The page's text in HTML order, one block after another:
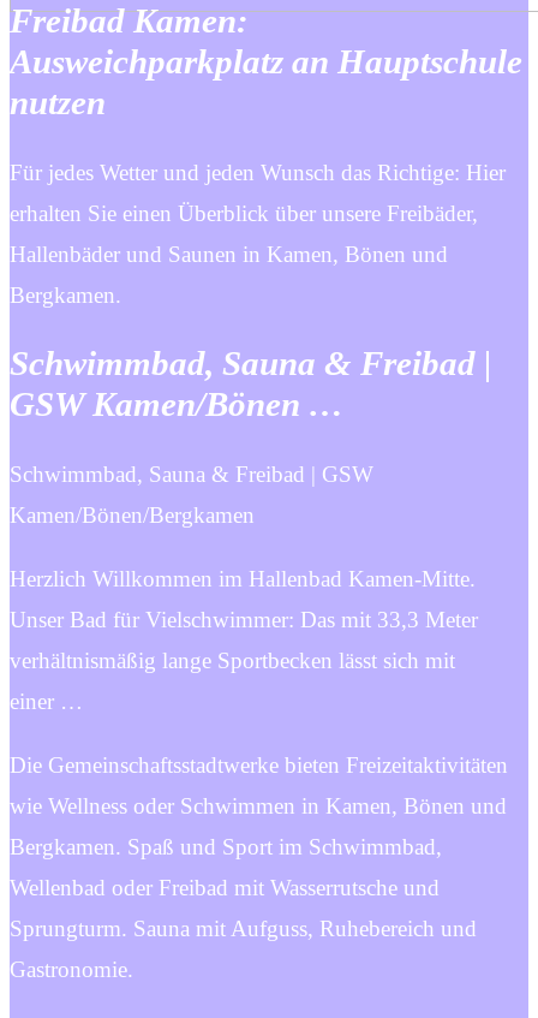
Freibad Kamen:
Ausweichparkplatz an Hauptschule
nutzen
Für jedes Wetter und jeden Wunsch das Richtige: Hier
erhalten Sie einen Überblick über unsere Freibäder,
Hallenbäder und Saunen in Kamen, Bönen und
Bergkamen.
Schwimmbad, Sauna & Freibad |
GSW Kamen/Bönen …
Schwimmbad, Sauna & Freibad | GSW
Kamen/Bönen/Bergkamen
Herzlich Willkommen im Hallenbad Kamen-Mitte.
Unser Bad für Vielschwimmer: Das mit 33,3 Meter
verhältnismäßig lange Sportbecken lässt sich mit
einer …
Die Gemeinschaftsstadtwerke bieten Freizeitaktivitäten
wie Wellness oder Schwimmen in Kamen, Bönen und
Bergkamen. Spaß und Sport im Schwimmbad,
Wellenbad oder Freibad mit Wasserrutsche und
Sprungturm. Sauna mit Aufguss, Ruhebereich und
Gastronomie.